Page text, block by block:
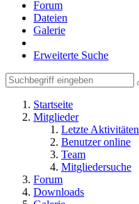
Forum
Dateien
Galerie
Erweiterte Suche
Startseite
Mitglieder
Letzte Aktivitäten
Benutzer online
Team
Mitgliedersuche
Forum
Downloads